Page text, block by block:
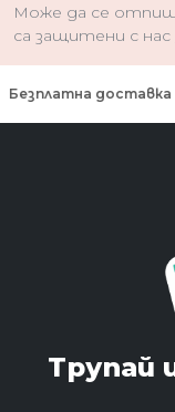
Може да се
са защитени с нас
доставка
Трупай